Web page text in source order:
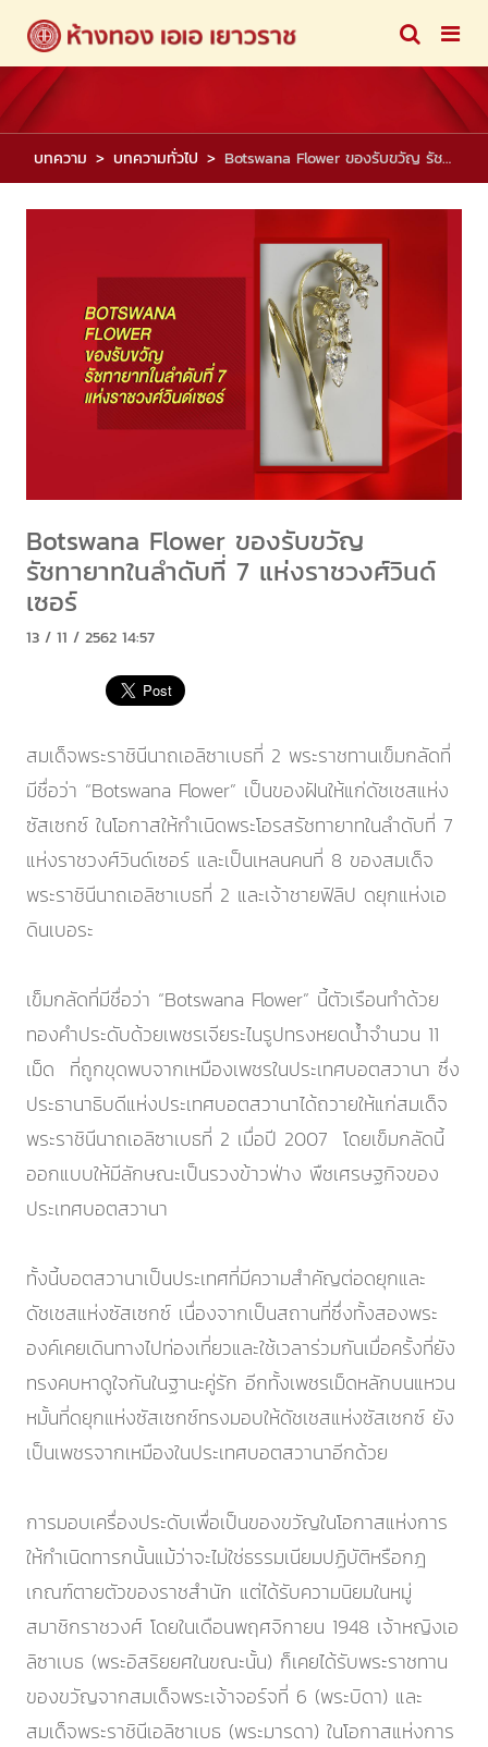
บทความ บทความทั่วไป Botswana Flower ของรับขวัญ รัชทายาทในลำดับที่ 7 แห่งราชวงศ์วินด์เซอร์
Botswana Flower ของรับขวัญ
รัชทายาทในลำดับที่ 7 แห่งราชวงศ์วินด์
เซอร์
13 / 11 / 2562 14:57
สมเด็จพระราชินีนาถเอลิซาเบธที่ 2 พระราชทานเข็มกลัดที่
มีชื่อว่า “Botswana Flower” เป็นของฝันให้แก่ดัชเชสแห่ง
ซัสเซกซ์ ในโอกาสให้กำเนิดพระโอรสรัชทายาทในลำดับที่ 7
แห่งราชวงศ์วินด์เซอร์ และเป็นเหลนคนที่ 8 ของสมเด็จ
พระราชินีนาถเอลิซาเบธที่ 2 และเจ้าชายฟิลิป ดยุกแห่งเอ
ดินเบอระ
เข็มกลัดที่มีชื่อว่า “Botswana Flower” นี้ตัวเรือนทำด้วย
ทองคำประดับด้วยเพชรเจียระไนรูปทรงหยดน้ำจำนวน 11
เม็ด ที่ถูกขุดพบจากเหมืองเพชรในประเทศบอตสวานา ซึ่ง
ประธานาธิบดีแห่งประเทศบอตสวานาได้ถวายให้แก่สมเด็จ
พระราชินีนาถเอลิซาเบธที่ 2 เมื่อปี 2007 โดยเข็มกลัดนี้
ออกแบบให้มีลักษณะเป็นรวงข้าวฟ่าง พืชเศรษฐกิจของ
ประเทศบอตสวานา
ทั้งนี้บอตสวานาเป็นประเทศที่มีความสำคัญต่อดยุกและ
ดัชเชสแห่งซัสเซกซ์ เนื่องจากเป็นสถานที่ซึ่งทั้งสองพระ
องค์เคยเดินทางไปท่องเที่ยวและใช้เวลาร่วมกันเมื่อครั้งที่ยัง
ทรงคบหาดูใจกันในฐานะคู่รัก อีกทั้งเพชรเม็ดหลักบนแหวน
หมั้นที่ดยุกแห่งซัสเซกซ์ทรงมอบให้ดัชเชสแห่งซัสเซกซ์ ยัง
เป็นเพชรจากเหมืองในประเทศบอตสวานาอีกด้วย
การมอบเครื่องประดับเพื่อเป็นของขวัญในโอกาสแห่งการ
ให้กำเนิดทารกนั้นแม้ว่าจะไม่ใช่ธรรมเนียมปฏิบัติหรือกฎ
เกณฑ์ตายตัวของราชสำนัก แต่ได้รับความนิยมในหมู่
สมาชิกราชวงศ์ โดยในเดือนพฤศจิกายน 1948 เจ้าหญิงเอ
ลิซาเบธ (พระอิสริยยศในขณะนั้น) ก็เคยได้รับพระราชทาน
ของขวัญจากสมเด็จพระเจ้าจอร์จที่ 6 (พระบิดา) และ
สมเด็จพระราชินีเอลิซาเบธ (พระมารดา) ในโอกาสแห่งการ